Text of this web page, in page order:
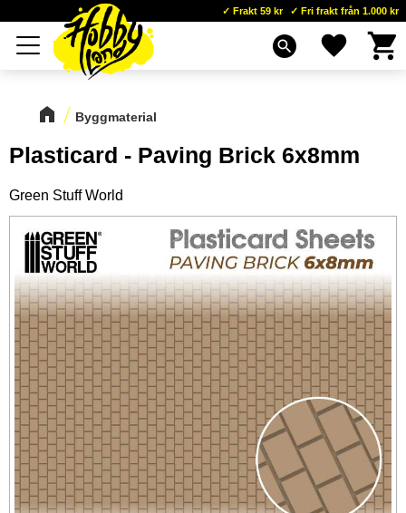
Meny
Frakt 59 kr Fri frakt från 1.000 kr
search Favoriter
Byggmaterial
Plasticard - Paving Brick 6x8mm
Green Stuff World